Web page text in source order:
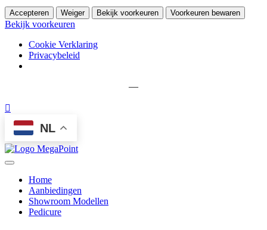
Accepteren Weiger Bekijk voorkeuren Voorkeuren bewaren
Bekijk voorkeuren
Cookie Verklaring
Privacybeleid
—
NL
Home
Aanbiedingen
Showroom Modellen
Pedicure